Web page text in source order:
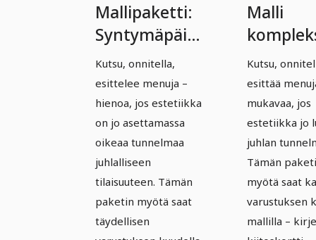
Mallipaketti:
Syntymäpäivä
ja Kaste –
Versio 5
Kutsu, onnitella,
esittelee menuja –
hienoa, jos estetiikka
on jo asettamassa
oikeaa tunnelmaa
juhlalliseen
tilaisuuteen. Tämän
paketin myötä saat
täydellisen
Malli
ja kaste
Versio 6
Kutsu,
esittää
mukavaa, jos
estetiikka jo
juhlan
Tämän
myötä saat
varustuksen
mallilla –